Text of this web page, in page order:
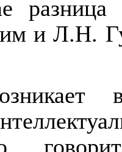
разница
и Л.Н.